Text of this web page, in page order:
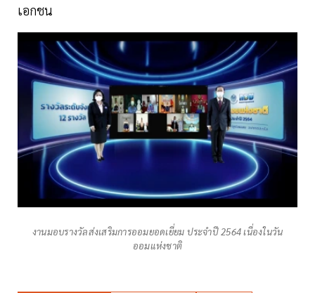
เอกชน
งานมอบรางวัลส่งเสริมการออมยอดเยี่ยม ประจำปี 2564 เนื่องในวัน
ออมแห่งชาติ